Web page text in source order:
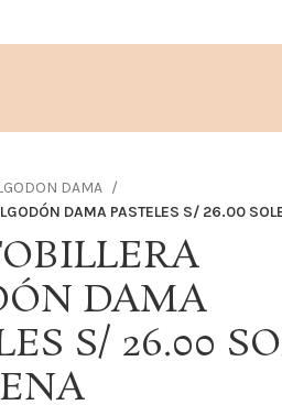
DAMA
DAMA PASTELES S/ 26.00
DAMA
S/ 26.00